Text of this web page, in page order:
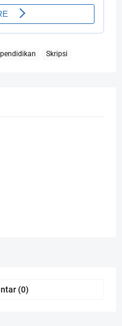
pendidikan Skripsi
(0)